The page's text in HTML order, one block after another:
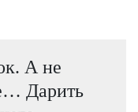
А не
Дарить